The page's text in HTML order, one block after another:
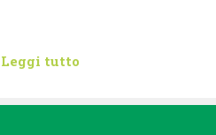
Leggi tutto